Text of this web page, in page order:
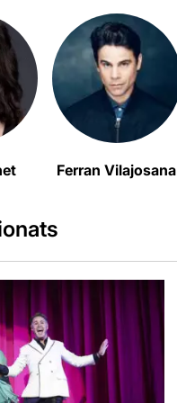
Ferran Vilajosana